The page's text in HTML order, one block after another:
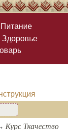
Питание
Здоровье
Курс Ткачество